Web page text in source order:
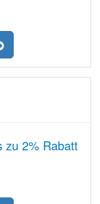
zu 2% Rabatt